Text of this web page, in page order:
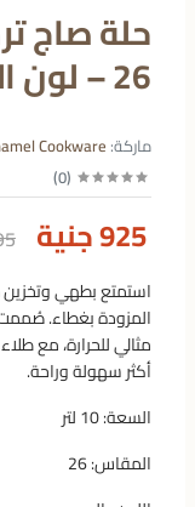
حلة صاج
26 – لون البيج
ماركة: Cookware
(
0
)
925 جنية
استمتع بطهي
المزودة بغطاء. صُممت
مثالي للحرارة، مع
أكثر سهولة وراحة.
السعة: 10 لتر
المقاس: 26